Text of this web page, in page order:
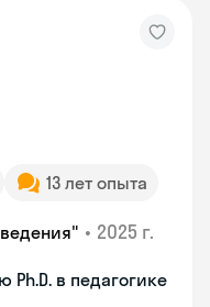
13 лет опыта
• 2025 г.
Ph.D. в педагогике